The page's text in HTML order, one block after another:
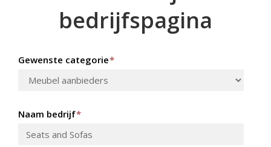
bedrijfspagina
Gewenste categorie*
Naam bedrijf*